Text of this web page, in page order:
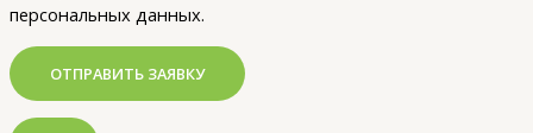
персональных данных.